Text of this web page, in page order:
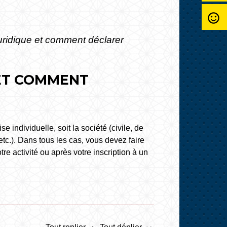
et comment déclarer
COMMENT
individuelle, soit la société (civile, de
Dans tous les cas, vous devez faire
activité ou après votre inscription à un
sentiment_satisfied_alt